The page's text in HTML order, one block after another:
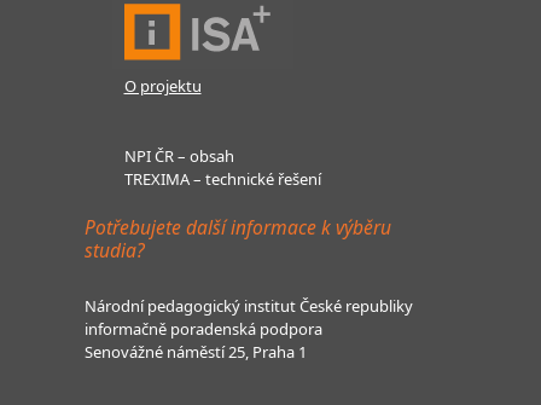
O projektu
NPI ČR – obsah
TREXIMA – technické řešení
Potřebujete další informace k výběru
studia?
Národní pedagogický institut České republiky
informačně poradenská podpora
Senovážné náměstí 25, Praha 1